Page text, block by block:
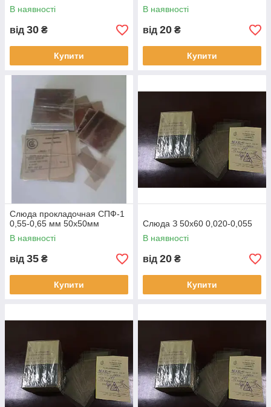
В наявності
від 30 ₴
Купити
В наявності
від 20 ₴
Купити
Слюда прокладочная СПФ-1
0,55-0,65 мм 50х50мм
В наявності
від 35 ₴
Купити
Слюда З 50х60 0,020-0,055
В наявності
від 20 ₴
Купити